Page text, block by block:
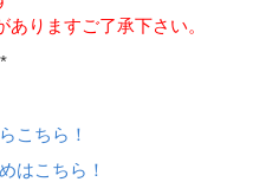
りますご了承下さい。
こちら！
はこちら！